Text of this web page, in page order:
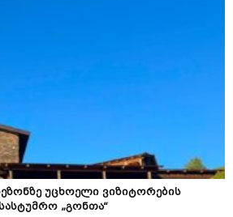
უცხოელი ვიზიტორების
„გონთა“